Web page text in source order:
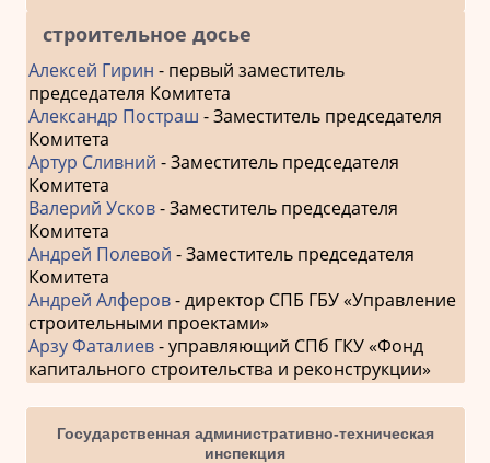
строительное досье
Алексей Гирин - первый заместитель
председателя Комитета
Александр Постраш - Заместитель председателя
Комитета
Артур Сливний - Заместитель председателя
Комитета
Валерий Усков- Заместитель председателя
Комитета
Андрей Полевой - Заместитель председателя
Комитета
Андрей Алферов- директор СПБ ГБУ «Управление
строительными проектами»
Арзу Фаталиев- управляющий СПб ГКУ «Фонд
капитального строительства и реконструкции»
Государственная административно-техническая
инспекция